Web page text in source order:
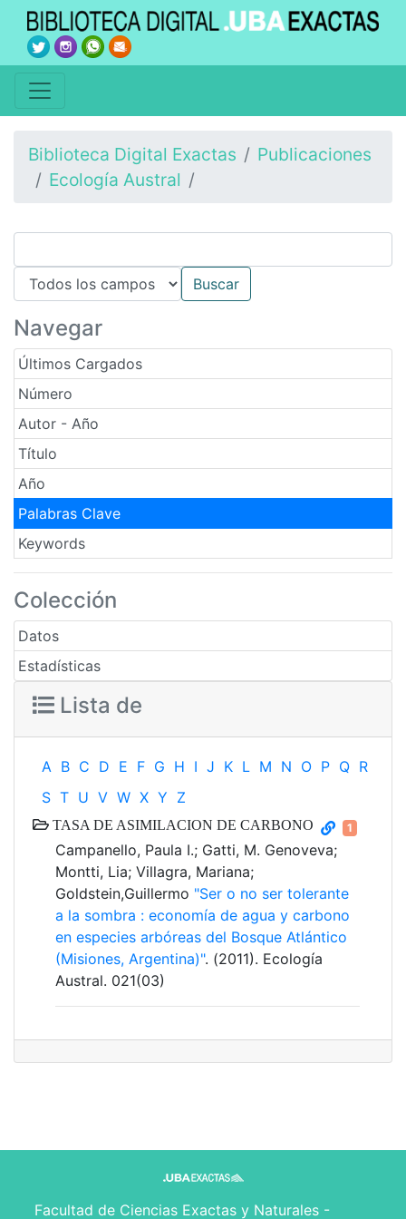
Biblioteca Digital Exactas
Publicaciones
Ecología Austral
Navegar
Últimos Cargados
Número
Autor - Año
Título
Año
Palabras Clave
Keywords
Colección
Datos
Estadísticas
Lista de
A B C D E F G H I J K L M N O P Q R
S T U V W X Y Z
TASA DE ASIMILACION DE CARBONO 1
Campanello, Paula I.; Gatti, M. Genoveva;
Montti, Lia; Villagra, Mariana;
Goldstein,Guillermo "Ser o no ser tolerante
a la sombra : economía de agua y carbono
en especies arbóreas del Bosque Atlántico
(Misiones, Argentina)". (2011). Ecología
Austral. 021(03)
Facultad de Ciencias Exactas y Naturales -